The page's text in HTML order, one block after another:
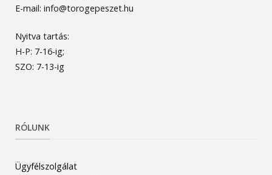
E-mail: info@torogepeszet.hu
Nyitva tartás:
H-P: 7-16-ig;
SZO: 7-13-ig
RÓLUNK
Ügyfélszolgálat